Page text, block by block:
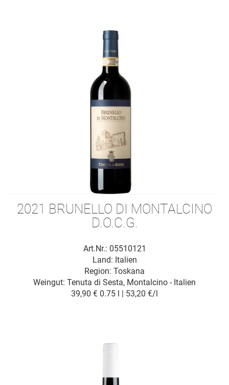
2021 BRUNELLO DI MONTALCINO
D.O.C.G.
Art.Nr.: 05510121
Weingut:Tenuta di Sesta, Montalcino - Italien
Land: Italien
Region: Toskana
39,90 € 0.75 l | 53,20 €/l